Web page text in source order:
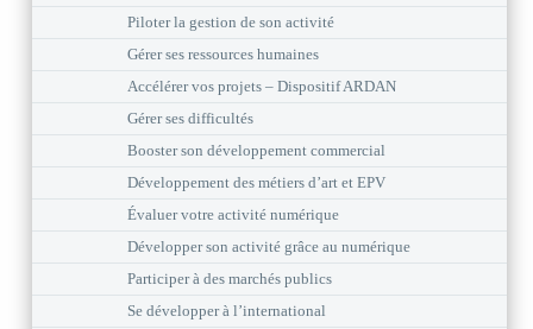
Piloter la gestion de son activité
Gérer ses ressources humaines
Accélérer vos projets – Dispositif ARDAN
Gérer ses difficultés
Booster son développement commercial
Développement des métiers d’art et EPV
Évaluer votre activité numérique
Développer son activité grâce au numérique
Participer à des marchés publics
Se développer à l’international